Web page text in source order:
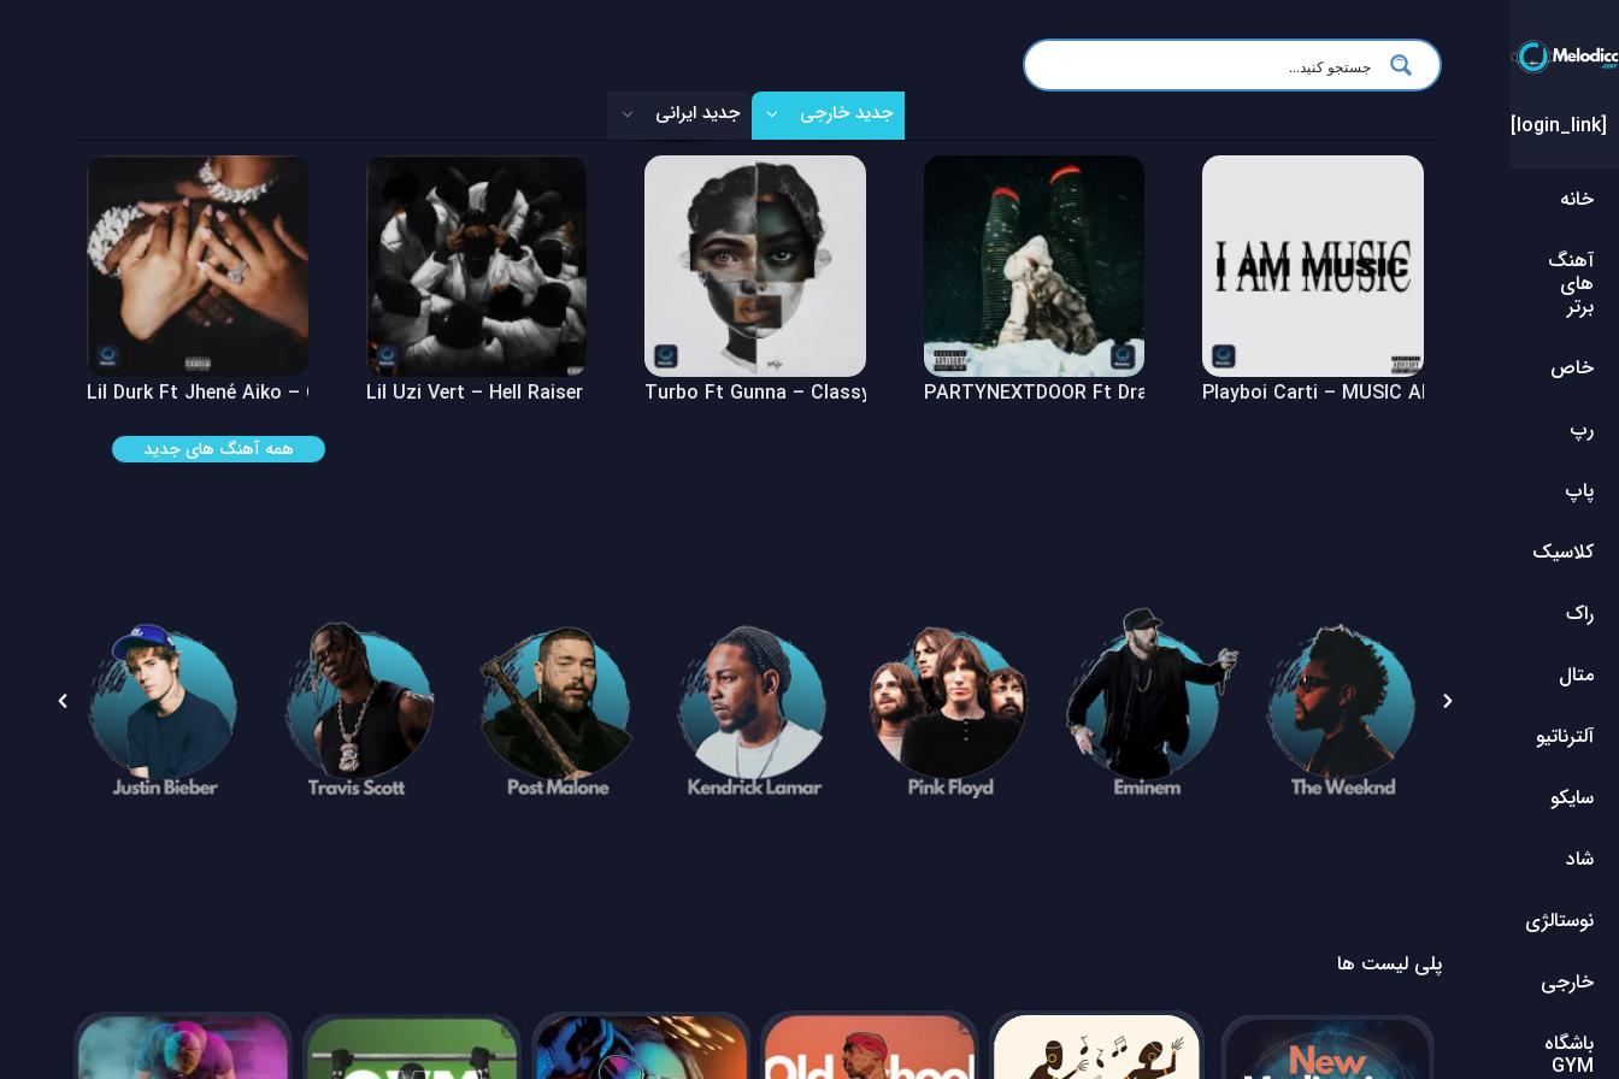
[login_link]
خانه
آهنگ
های
برتر
خاص
رپ
پاپ
کلاسیک
راک
متال
آلترناتیو
سایکو
شاد
نوستالژی
خارجی
باشگاه
GYM
جدید خارجی جدید ایرانی
Playboi Carti – MUSIC Album
PARTYNEXTDOOR Ft Drake – $ome $exy $ongs 4 U Album
Turbo Ft Gunna – Classy Girl
Lil Uzi Vert – Hell Raiser (Freestyle)
Lil Durk Ft Jhené Aiko – Can’t Hide It
همه آهنگ های جدید
پلی لیست ها